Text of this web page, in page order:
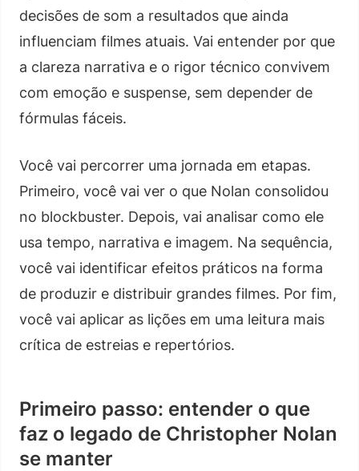
decisões de som a resultados que ainda
influenciam filmes atuais. Vai entender por que
a clareza narrativa e o rigor técnico convivem
com emoção e suspense, sem depender de
fórmulas fáceis.
Você vai percorrer uma jornada em etapas.
Primeiro, você vai ver o que Nolan consolidou
no blockbuster. Depois, vai analisar como ele
usa tempo, narrativa e imagem. Na sequência,
você vai identificar efeitos práticos na forma
de produzir e distribuir grandes filmes. Por fim,
você vai aplicar as lições em uma leitura mais
crítica de estreias e repertórios.
Primeiro passo: entender o que
faz o legado de Christopher Nolan
se manter